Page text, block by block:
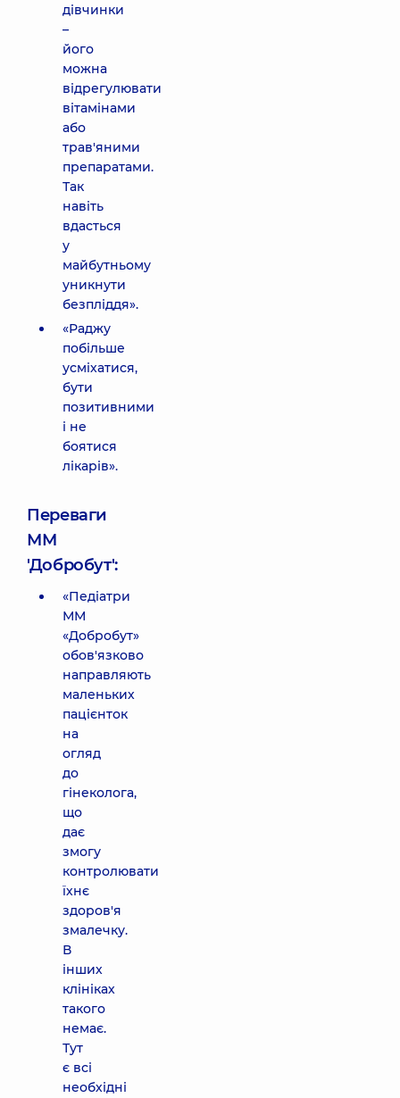
дівчинки
–
його
можна
відрегулювати
вітамінами
або
трав'яними
препаратами.
Так
навіть
вдасться
у
майбутньому
уникнути
безпліддя».
«Раджу
побільше
усміхатися,
бути
позитивними
і не
боятися
лікарів».
Переваги
ММ
'Добробут':
«Педіатри
ММ
«Добробут»
обов'язково
направляють
маленьких
пацієнток
на
огляд
до
гінеколога,
що
дає
змогу
контролювати
їхнє
здоров'я
змалечку.
В
інших
клініках
такого
немає.
Тут
є всі
необхідні